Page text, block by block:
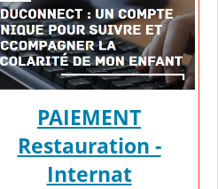
PAIEMENT
Restauration -
Internat